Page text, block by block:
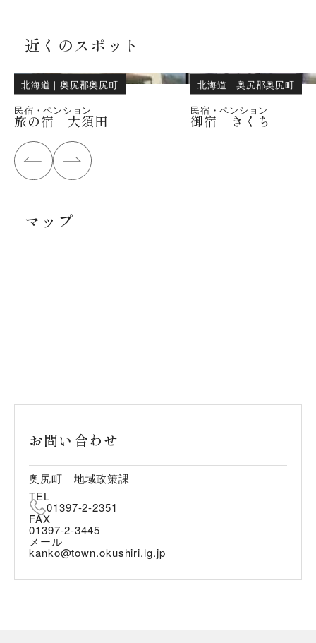
近くのスポット
北海道 ｜奥尻郡奥尻町
民宿・ペンション
旅の宿 大須田
北海道 ｜奥尻郡奥尻町
民宿・ペンション
御宿 きくち
マップ
お問い合わせ
奥尻町 地域政策課
TEL
01397-2-2351
FAX
01397-2-3445
メール
kanko@town.okushiri.lg.jp